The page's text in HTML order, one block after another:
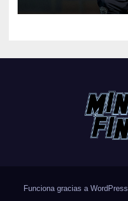
Funciona gracias a WordPress